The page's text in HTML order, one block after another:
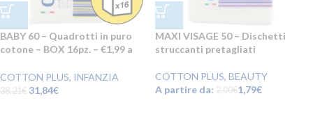
BABY 60 – Quadrotti in puro
cotone – BOX 16pz. – €1,99 a
COTTON PLUS, INFANZIA
38,21€ 31,84€
MAXI VISAGE 50 – Dischetti
struccanti pretagliati
COTTON PLUS, BEAUTY
A partire da: 2,00€1,79€